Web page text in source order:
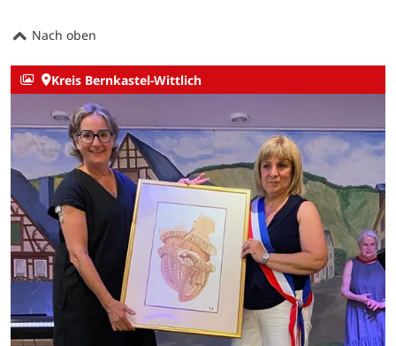
Nach oben
Kreis Bernkastel-Wittlich